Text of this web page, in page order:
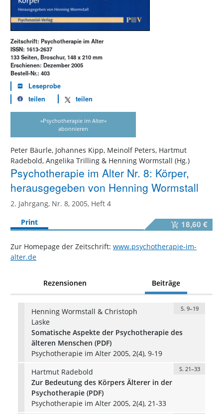
Zeitschrift: Psychotherapie im Alter
ISSN: 1613-2637
133 Seiten, Broschur, 148 x 210 mm
Erschienen: Dezember 2005
Bestell-Nr.: 403
Leseprobe
teilen
teilen
»Psychotherapie im Alter«
abonnieren
Peter Bäurle, Johannes Kipp, Meinolf Peters, Hartmut
Radebold, Angelika Trilling & Henning Wormstall (Hg.)
Psychotherapie im Alter Nr. 8: Körper,
herausgegeben von Henning Wormstall
2. Jahrgang, Nr. 8, 2005, Heft 4
Print
18,60 €
Zur Homepage der Zeitschrift: www.psychotherapie-im-
alter.de
Rezensionen Beiträge
Henning Wormstall & Christoph
Laske
S. 9–19
Somatische Aspekte der Psychotherapie des
älteren Menschen (PDF)
Psychotherapie im Alter 2005, 2(4), 9-19
Hartmut Radebold
S. 21–33
Zur Bedeutung des Körpers Älterer in der
Psychotherapie (PDF)
Psychotherapie im Alter 2005, 2(4), 21-33